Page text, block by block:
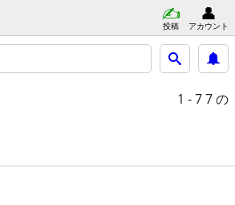
投稿 アカウント
1 - 77 の